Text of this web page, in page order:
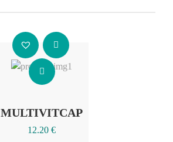
Añadir al carrito
MULTIVITCAP
12.20 €